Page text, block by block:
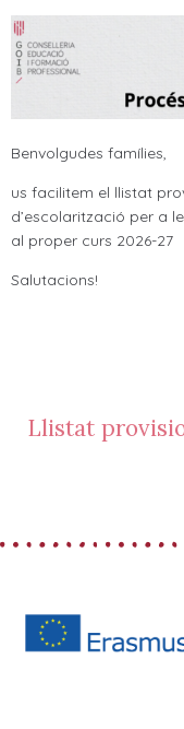
Benvolgudes famílies,
us facilitem el llistat
d’escolarització per a
al proper curs 2026-27
Salutacions!
Llistat